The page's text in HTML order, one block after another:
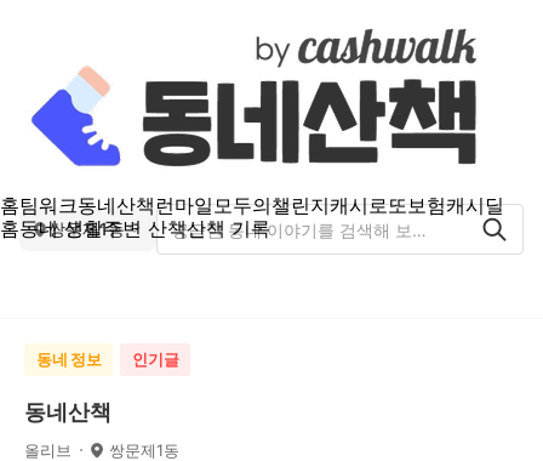
홈팀워크동네산책런마일모두의챌린지캐시로또보험캐시딜
홈동네 생활주변 산책산책 기록
쌍문제1동
동네 정보 인기글
동네산책
올리브 쌍문제1동